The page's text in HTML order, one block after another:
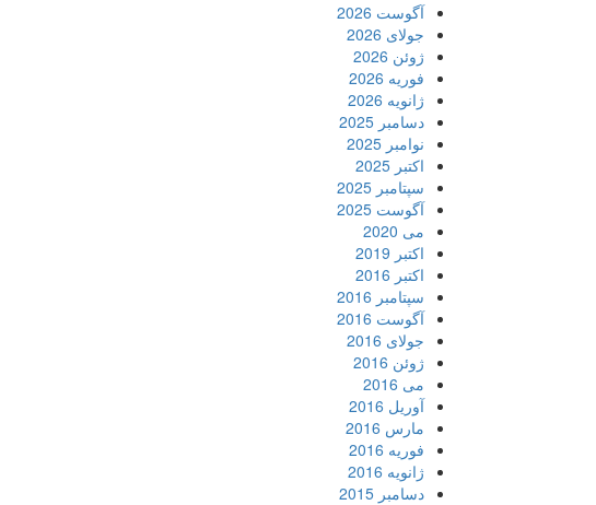
آگوست 2026
جولای 2026
ژوئن 2026
فوریه 2026
ژانویه 2026
دسامبر 2025
نوامبر 2025
اکتبر 2025
سپتامبر 2025
آگوست 2025
می 2020
اکتبر 2019
اکتبر 2016
سپتامبر 2016
آگوست 2016
جولای 2016
ژوئن 2016
می 2016
آوریل 2016
مارس 2016
فوریه 2016
ژانویه 2016
دسامبر 2015